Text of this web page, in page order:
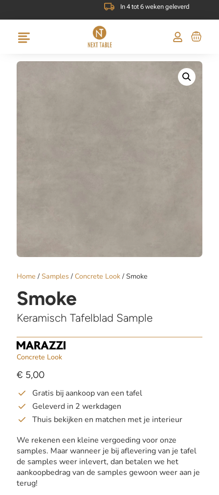
In 4 tot 6 weken geleverd
Home /Samples/ Concrete Look/ Smoke
Smoke
Keramisch Tafelblad Sample
Concrete Look
€ 5,00
Gratis bij aankoop van een tafel
Geleverd in 2 werkdagen
Thuis bekijken en matchen met je interieur
We rekenen een kleine vergoeding voor onze
samples. Maar wanneer je bij aflevering van je tafel
de samples weer inlevert, dan betalen we het
aankoopbedrag van de samples gewoon weer aan je
terug!